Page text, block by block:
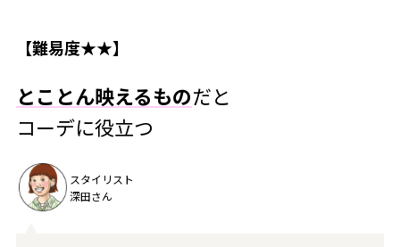
【難易度★★】
とことん映えるものだと
コーデに役立つ
スタイリスト
深田さん